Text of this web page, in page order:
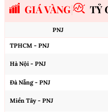
GIÁ VÀNG TỶ
PNJ
TPHCM - PNJ
Hà Nội - PNJ
Đà Nẵng - PNJ
Miền Tây - PNJ